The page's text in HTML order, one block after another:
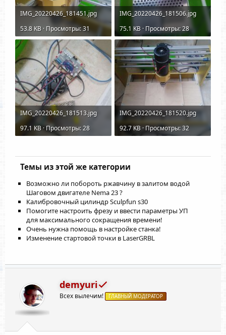
IMG_20220426_181451.jpg
53.8 KB · Просмотры: 31
IMG_20220426_181506.jpg
75.1 KB · Просмотры: 28
IMG_20220426_181513.jpg
97.1 KB · Просмотры: 28
IMG_20220426_181520.jpg
92.7 KB · Просмотры: 32
Темы из этой же категории
Возможно ли побороть ржавчину в залитом водой
Шаговом двигателе Nema 23 ?
Калибровочный цилиндр Sculpfun s30
Помогите настроить фрезу и ввести параметры УП
для максимального сокращения времени!
Очень нужна помощь в настройке станка!
Изменение стартовой точки в LaserGRBL
demyuri
Всех вылечим! ГЛАВНЫЙ МОДЕРАТОР